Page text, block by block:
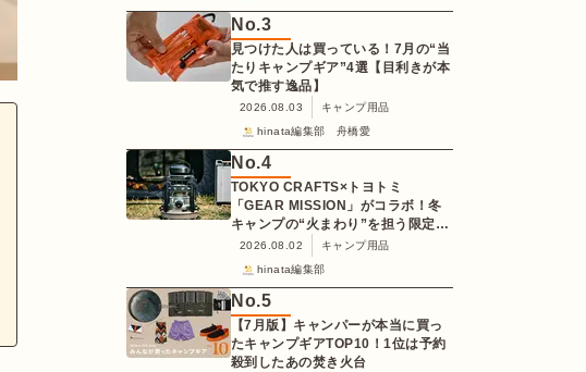
No.3
見つけた人は買っている！7月の“当
たりキャンプギア”4選【目利きが本
気で推す逸品】
2026.08.03
キャンプ用品
hinata編集部 舟橋愛
No.4
TOKYO CRAFTS×トヨトミ
「GEAR MISSION」がコラボ！冬
キャンプの“火まわり”を担う限定
K3クッキングストーブが登場
2026.08.02
キャンプ用品
hinata編集部
No.5
【7月版】キャンパーが本当に買っ
たキャンプギアTOP10！1位は予約
殺到したあの焚き火台